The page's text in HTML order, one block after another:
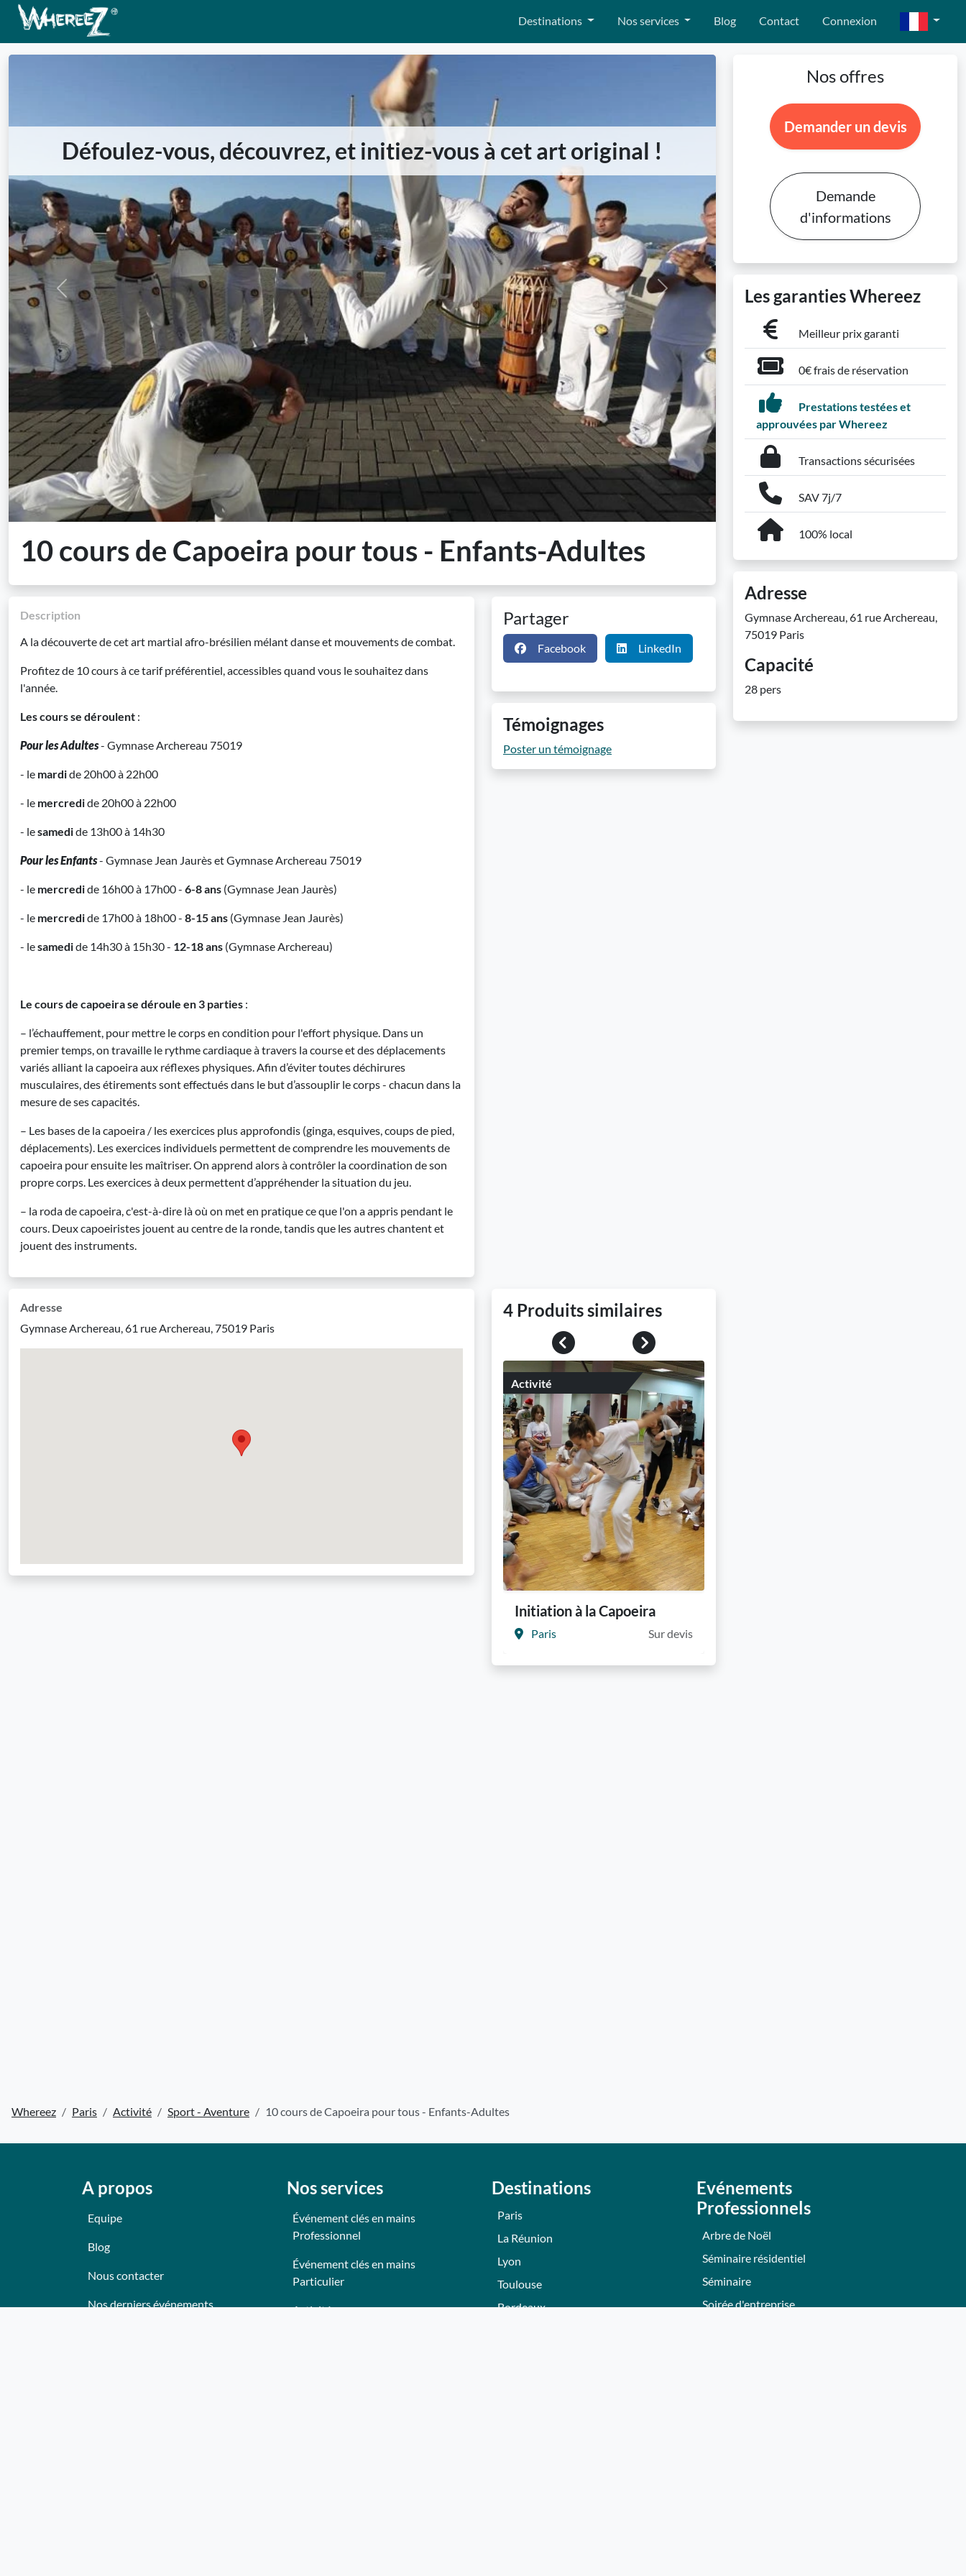
Destinations Nos services Blog Contact Connexion
Défoulez-vous, découvrez, et initiez-vous à cet art original !
Previous Next
10 cours de Capoeira pour tous - Enfants-Adultes
Description
A la découverte de cet art martial afro-brésilien mélant danse et mouvements de combat.
Profitez de 10 cours à ce tarif préférentiel, accessibles quand vous le souhaitez dans
l'année.
Les cours se déroulent :
Pour les Adultes- Gymnase Archereau 75019
- le mardide 20h00 à 22h00
- le mercredide 20h00 à 22h00
- lesamedide 13h00 à 14h30
Pour les Enfants- Gymnase Jean Jaurès et Gymnase Archereau 75019
- le mercredide 16h00 à 17h00 - 6-8 ans (Gymnase Jean Jaurès)
- le mercredide 17h00 à 18h00 - 8-15 ans (Gymnase Jean Jaurès)
- lesamedide 14h30 à 15h30 - 12-18 ans (Gymnase Archereau)
Le cours de capoeira se déroule en 3 parties :
– l’échauffement, pour mettre le corps en condition pour l'effort physique. Dans un
premier temps, on travaille le rythme cardiaque à travers la course et des déplacements
variés alliant la capoeira aux réflexes physiques. Afin d’éviter toutes déchirures
musculaires, des étirements sont effectués dans le but d’assouplir le corps - chacun dans la
mesure de ses capacités.
– Les bases de la capoeira / les exercices plus approfondis (ginga, esquives, coups de pied,
déplacements). Les exercices individuels permettent de comprendre les mouvements de
capoeira pour ensuite les maîtriser. On apprend alors à contrôler la coordination de son
propre corps. Les exercices à deux permettent d’appréhender la situation du jeu.
– la roda de capoeira, c'est-à-dire là où on met en pratique ce que l'on a appris pendant le
cours. Deux capoeiristes jouent au centre de la ronde, tandis que les autres chantent et
jouent des instruments.
Partager
Facebook LinkedIn
Témoignages
Poster un témoignage
Adresse
Gymnase Archereau, 61 rue Archereau, 75019 Paris
4 Produits similaires
Previous
Next
Activité
Initiation à la Capoeira
Paris Sur devis
Nos offres
Demander un devis
Demande
d'informations
Les garanties Whereez
Meilleur prix garanti
0€ frais de réservation
Prestations testées et
approuvées par Whereez
Transactions sécurisées
SAV 7j/7
100% local
Adresse
Gymnase Archereau, 61 rue Archereau,
75019 Paris
Capacité
28 pers
Whereez Paris Activité Sport - Aventure 10 cours de Capoeira pour tous - Enfants-Adultes
A propos
Equipe
Blog
Nous contacter
Nos derniers événements
Nos services
Événement clés en mains
Professionnel
Événement clés en mains
Particulier
Activités
Destinations
Paris
La Réunion
Lyon
Toulouse
Bordeaux
Evénements
Professionnels
Arbre de Noël
Séminaire résidentiel
Séminaire
Soirée d'entreprise